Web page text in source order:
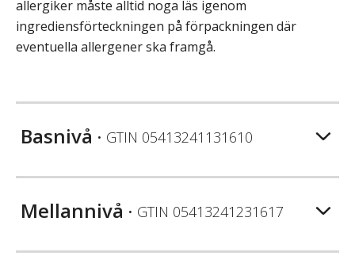
allergiker måste alltid noga läs igenom
ingrediensförteckningen på förpackningen där
eventuella allergener ska framgå.
Basnivå • GTIN 05413241131610
Mellannivå • GTIN 05413241231617